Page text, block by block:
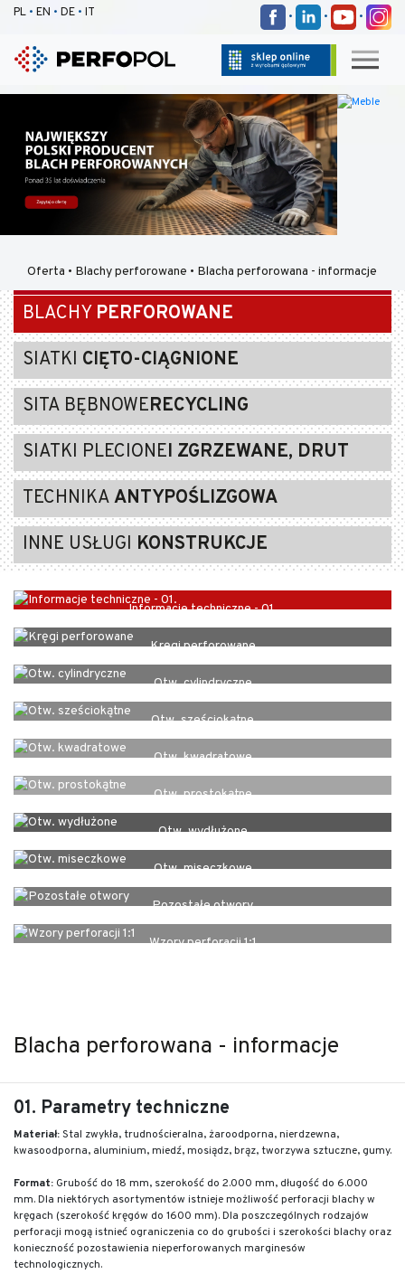
PL • EN • DE • IT • • •
Oferta • Blachy perforowane • Blacha perforowana - informacje
BLACHY PERFOROWANE
SIATKI CIĘTO-CIĄGNIONE
SITA BĘBNOWERECYCLING
SIATKI PLECIONEI ZGRZEWANE, DRUT
TECHNIKAANTYPOŚLIZGOWA
INNE USŁUGI KONSTRUKCJE
Informacje techniczne - 01.
Kręgi perforowane
Otw. cylindryczne
Otw. sześciokątne
Otw. kwadratowe
Otw. prostokątne
Otw. wydłużone
Otw. miseczkowe
Pozostałe otwory
Wzory perforacji 1:1
Blacha perforowana - informacje
01. Parametry techniczne
Materiał:Stal zwykła, trudnościeralna, żaroodporna, nierdzewna,
kwasoodporna, aluminium, miedź, mosiądz, brąz, tworzywa sztuczne, gumy.
Format: Grubość do 18 mm, szerokość do 2.000 mm, długość do 6.000
mm. Dla niektórych asortymentów istnieje możliwość perforacji blachy w
kręgach (szerokość kręgów do 1600 mm). Dla poszczególnych rodzajów
perforacji mogą istnieć ograniczenia co do grubości i szerokości blachy oraz
konieczność pozostawienia nieperforowanych marginesów
technologicznych.